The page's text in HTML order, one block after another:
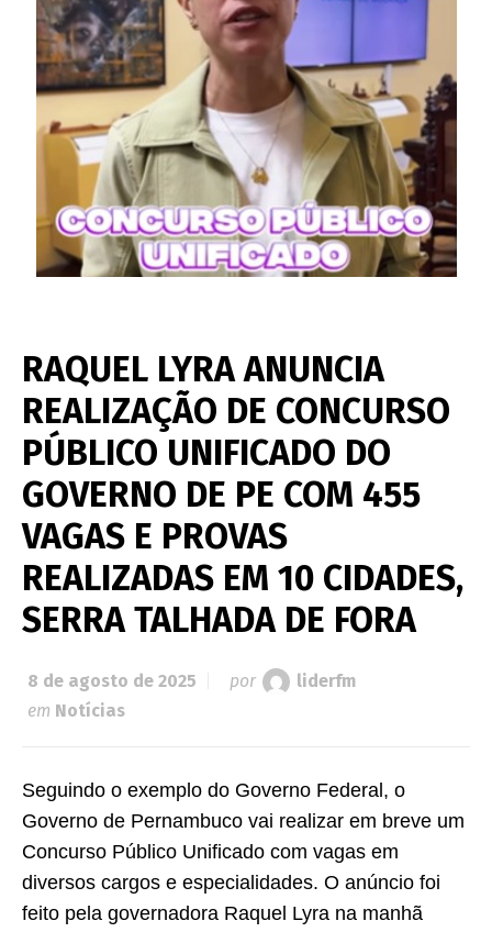
RAQUEL LYRA ANUNCIA
REALIZAÇÃO DE CONCURSO
PÚBLICO UNIFICADO DO
GOVERNO DE PE COM 455
VAGAS E PROVAS
REALIZADAS EM 10 CIDADES,
SERRA TALHADA DE FORA
8 de agosto de 2025 por
liderfm
em Notícias
Seguindo o exemplo do Governo Federal, o
Governo de Pernambuco vai realizar em breve um
Concurso Público Unificado com vagas em
diversos cargos e especialidades. O anúncio foi
feito pela governadora Raquel Lyra na manhã